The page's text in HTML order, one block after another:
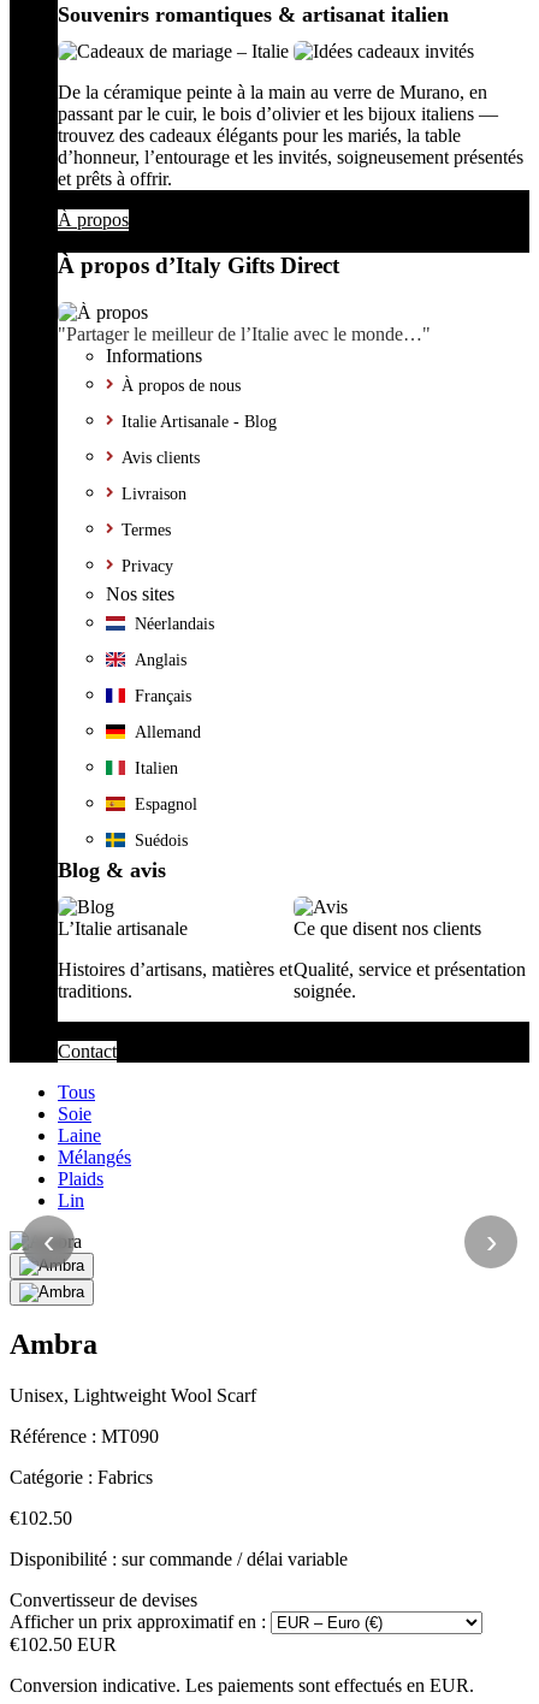
Souvenirs romantiques & artisanat italien
De la céramique peinte à la main au verre de Murano, en
passant par le cuir, le bois d’olivier et les bijoux italiens —
trouvez des cadeaux élégants pour les mariés, la table
d’honneur, l’entourage et les invités, soigneusement présentés
et prêts à offrir.
À propos
À propos d’Italy Gifts Direct
"Partager le meilleur de l’Italie avec le monde…"
Informations
À propos de nous
Italie Artisanale - Blog
Avis clients
Livraison
Termes
Privacy
Nos sites
Néerlandais
Anglais
Français
Allemand
Italien
Espagnol
Suédois
Blog & avis
L’Italie artisanale
Histoires d’artisans, matières et
traditions.
Ce que disent nos clients
Qualité, service et présentation
soignée.
Contact
Tous
Soie
Laine
Mélangés
Plaids
Lin
‹ ›
Ambra
Unisex, Lightweight Wool Scarf
Référence : MT090
Catégorie : Fabrics
€102.50
Disponibilité : sur commande / délai variable
Convertisseur de devises
Afficher un prix approximatif en :
€102.50 EUR
Conversion indicative. Les paiements sont effectués en EUR.